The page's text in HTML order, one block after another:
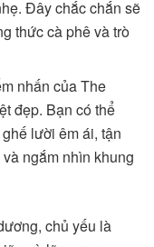
Đây chắc chắn sẽ
thức cà phê và trò
nhấn của The
đẹp. Bạn có thể
lười êm ái, tận
ngắm nhìn khung
chủ yếu là